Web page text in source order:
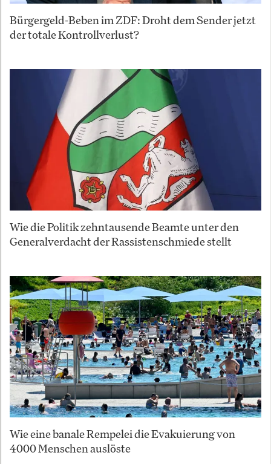
Bürgergeld-Beben im ZDF: Droht dem Sender jetzt
der totale Kontrollverlust?
Wie die Politik zehntausende Beamte unter den
Generalverdacht der Rassistenschmiede stellt
Wie eine banale Rempelei die Evakuierung von
4000 Menschen auslöste